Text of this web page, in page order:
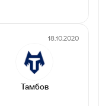
18.10.2020
Тамбов